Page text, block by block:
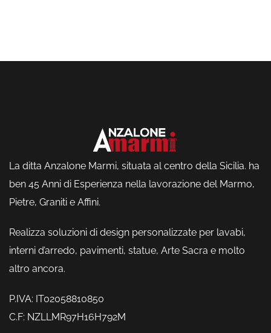
La ditta Anzalone Marmi, situata al centro della Sicilia. ha
ben 45 Anni di Esperienza nella lavorazione del Marmo,
Pietre, Graniti e Affini.
Realizza soluzioni di design personalizzate per lavabi,
interni d’arredo, pavimenti, statue, Arte Sacra e molto
altro ancora.
P.IVA: IT02058810850
C.F: NZLLMR97H16H792M